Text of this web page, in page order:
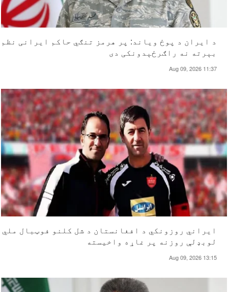
د ایران د پوځ ویاند: پر هرمز تنګي حاکم ایرانی نظم
بېرته نه راګرځېدونکی دی
Aug 09, 2026 11:37
ایراني روزونکي د افغانستان د شل کلنو فوټبال ملي
لوبډلې روزنه پر غاړه واخیسته
Aug 09, 2026 13:15